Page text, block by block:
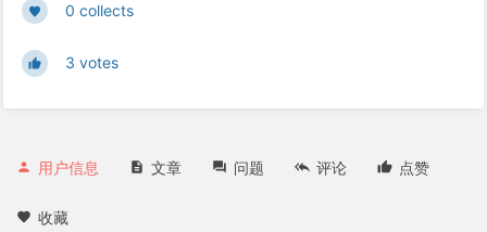
0 collects
3 votes
用户信息 文章 问题 评论 点赞
收藏